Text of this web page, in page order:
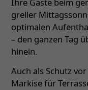
Ihre Gäste beim
greller
optimalen
– den ganzen Tag
hinein.
Auch als Schutz
Markise für